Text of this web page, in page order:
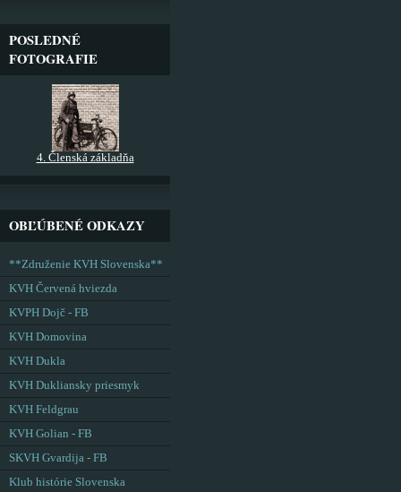
POSLEDNÉ
FOTOGRAFIE
4. Členská základňa
OBĽÚBENÉ ODKAZY
**Združenie KVH Slovenska**
KVH Červená hviezda
KVPH Dojč - FB
KVH Domovina
KVH Dukla
KVH Dukliansky priesmyk
KVH Feldgrau
KVH Golian - FB
SKVH Gvardija - FB
Klub histórie Slovenska